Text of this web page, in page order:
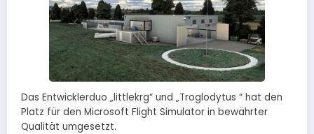
Das Entwicklerduo „littlekrg“ und „Troglodytus “ hat den
Platz für den Microsoft Flight Simulator in bewährter
Qualität umgesetzt.